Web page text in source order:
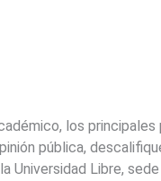
los
pública,
Libre, sede